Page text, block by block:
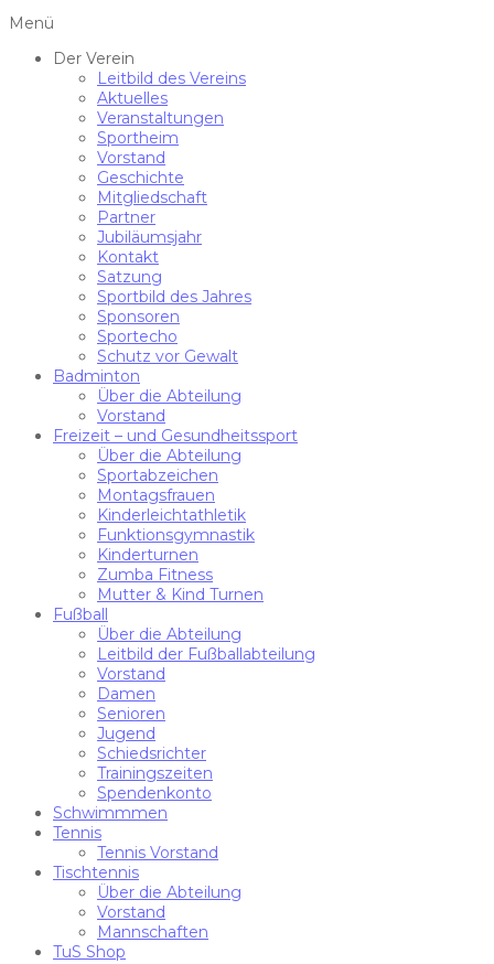
Menü
Der Verein
Leitbild des Vereins
Aktuelles
Veranstaltungen
Sportheim
Vorstand
Geschichte
Mitgliedschaft
Partner
Jubiläumsjahr
Kontakt
Satzung
Sportbild des Jahres
Sponsoren
Sportecho
Schutz vor Gewalt
Badminton
Über die Abteilung
Vorstand
Freizeit – und Gesundheitssport
Über die Abteilung
Sportabzeichen
Montagsfrauen
Kinderleichtathletik
Funktionsgymnastik
Kinderturnen
Zumba Fitness
Mutter & Kind Turnen
Fußball
Über die Abteilung
Leitbild der Fußballabteilung
Vorstand
Damen
Senioren
Jugend
Schiedsrichter
Trainingszeiten
Spendenkonto
Schwimmmen
Tennis
Tennis Vorstand
Tischtennis
Über die Abteilung
Vorstand
Mannschaften
TuS Shop